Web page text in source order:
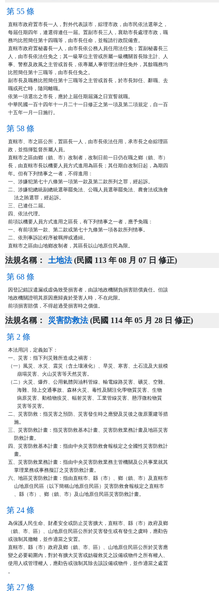
第 55 條
直轄市政府置市長一人，對外代表該市，綜理市政，由市民依法選舉之，
每屆任期四年，連選得連任一屆。置副市長三人，襄助市長處理市政，職
務均比照簡任第十四職等，由市長任命，並報請行政院備查。
直轄市政府置秘書長一人，由市長依公務人員任用法任免；置副秘書長三
人，由市長依法任免之；其一級單位主管或所屬一級機關首長除主計、人
事、警察及政風之主管或首長，依專屬人事管理法律任免外，其餘職務均
比照簡任第十三職等，由市長任免之。
副市長及職務比照簡任第十三職等之主管或首長，於市長卸任、辭職、去
職或死亡時，隨同離職。
依第一項選出之市長，應於上屆任期屆滿之日宣誓就職。
中華民國一百十四年十一月二十一日修正之第一項及第二項規定，自一百
十五年一月一日施行。
第 58 條
直轄市、市之區公所，置區長一人，由市長依法任用，承市長之命綜理區
政，並指揮監督所屬人員。
直轄市之區由鄉（鎮、市）改制者，改制日前一日仍在職之鄉（鎮、市）
長，由直轄市長以機要人員方式進用為區長；其任期自改制日起，為期四
年。但有下列情事之一者，不得進用：
一、涉嫌犯第七十八條第一項第一款及第二款所列之罪，經起訴。
二、涉嫌犯總統副總統選舉罷免法、公職人員選舉罷免法、農會法或漁會
    法之賄選罪，經起訴。
三、已連任二屆。
四、依法代理。
前項以機要人員方式進用之區長，有下列情事之一者，應予免職：
一、有前項第一款、第二款或第七十九條第一項各款所列情事。
二、依刑事訴訟程序被羈押或通緝。
直轄市之區由山地鄉改制者，其區長以山地原住民為限。
法規名稱： 土地法(民國 113 年 08 月 07 日 修正)
第 68 條
因登記錯誤遺漏或虛偽致受損害者，由該地政機關負損害賠償責任。但該
地政機關證明其原因應歸責於受害人時，不在此限。
前項損害賠償，不得超過受損害時之價值。
法規名稱： 災害防救法(民國 114 年 05 月 28 日 修正)
第 2 條
本法用詞，定義如下：
一、災害：指下列災難所造成之禍害：
（一）風災、水災、震災（含土壤液化）、旱災、寒害、土石流及大規模
      崩塌災害、火山災害等天然災害。
（二）火災、爆炸、公用氣體與油料管線、輸電線路災害、礦災、空難、
      海難、陸上交通事故、森林火災、毒性及關注化學物質災害、生物
      病原災害、動植物疫災、輻射災害、工業管線災害、懸浮微粒物質
      災害等災害。
二、災害防救：指災害之預防、災害發生時之應變及災後之復原重建等措
    施。
三、災害防救計畫：指災害防救基本計畫、災害防救業務計畫及地區災害
    防救計畫。
四、災害防救基本計畫：指由中央災害防救會報核定之全國性災害防救計
    畫。
五、災害防救業務計畫：指由中央災害防救業務主管機關及公共事業就其
    掌理業務或事務擬訂之災害防救計畫。
六、地區災害防救計畫：指由直轄市、縣（市）、鄉（鎮、市）及直轄市
    山地原住民區（以下簡稱山地原住民區）災害防救會報核定之直轄市
    、縣（市）、鄉（鎮、市）及山地原住民區災害防救計畫。
第 24 條
為保護人民生命、財產安全或防止災害擴大，直轄市、縣（市）政府及鄉
（鎮、市、區）、山地原住民區公所於災害發生或有發生之虞時，應勸告
或強制其撤離，並作適當之安置。
直轄市、縣（市）政府及鄉（鎮、市、區）、山地原住民區公所於災害應
變之必要範圍內，對於有擴大災害或妨礙救災之設備或物件之所有權人、
使用人或管理權人，應勸告或強制其除去該設備或物件，並作適當之處置
。
第 27 條